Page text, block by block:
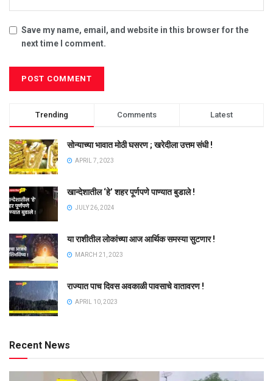
Save my name, email, and website in this browser for the
next time I comment.
Trending Comments Latest
सोन्याच्या भावात मोठी घसरण ; खरेदीला उत्तम संधी !
APRIL 7, 2023
खान्देशातील ‘हे’ शहर पूर्णपणे पाण्यात बुडाले !
JULY 26, 2024
या राशीतील लोकांच्या आज आर्थिक समस्या सुटणार !
MARCH 21, 2023
राज्यात पाच दिवस अवकाळी पावसाचे वातावरण !
APRIL 10, 2023
Recent News